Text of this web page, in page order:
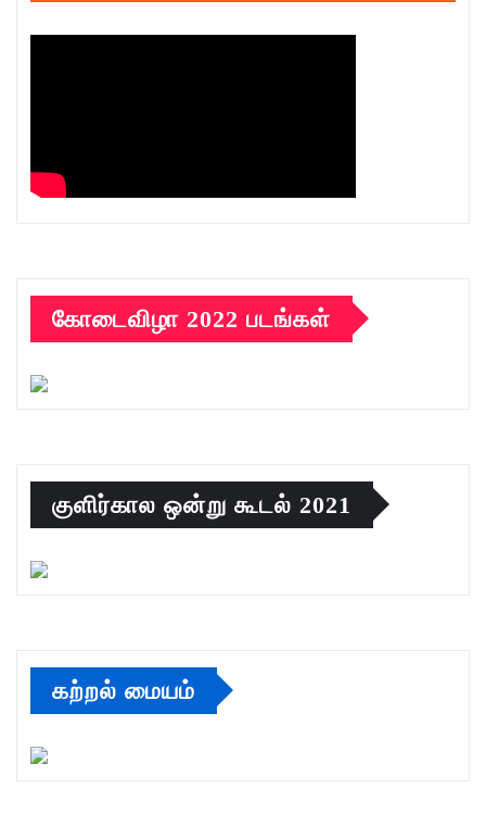
கோடைவிழா 2022 படங்கள்
குளிர்கால ஒன்று கூடல் 2021
கற்றல் மையம்